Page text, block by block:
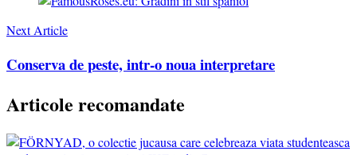
Next Article
Conserva de peste, intr-o noua interpretare
Articole recomandate